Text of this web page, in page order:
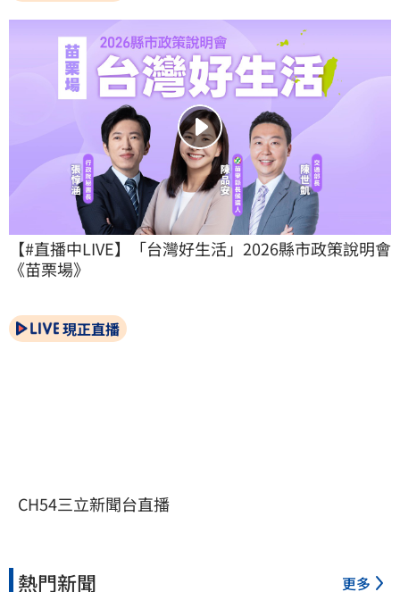
【#直播中LIVE】「台灣好生活」2026縣市政策說明會
《苗栗場》
現正直播
CH54三立新聞台直播
熱門新聞 更多